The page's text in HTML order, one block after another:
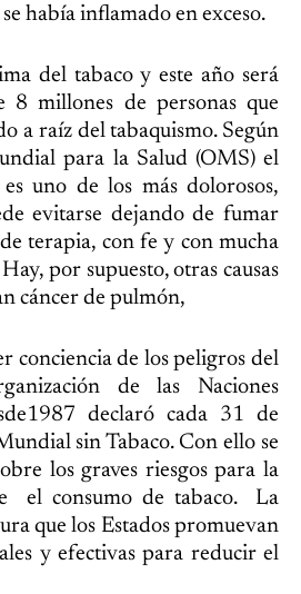
había inflamado en exceso.
del tabaco y este año será
8 millones de personas que
a raíz del tabaquismo. Según
para la Salud (OMS) el
uno de los más dolorosos,
evitarse dejando de fumar
terapia, con fe y con mucha
por supuesto, otras causas
cáncer de pulmón,
conciencia de los peligros del
de las Naciones
declaró cada 31 de
sin Tabaco. Con ello se
los graves riesgos para la
el consumo de tabaco. La
que los Estados promuevan
y efectivas para reducir el